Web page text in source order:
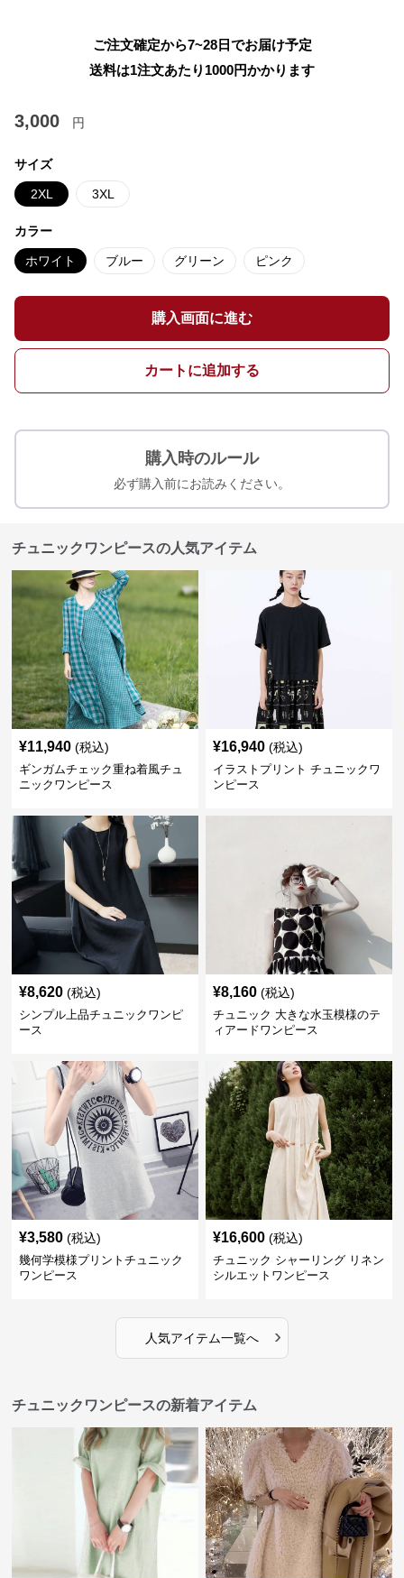
ご注文確定から7~28日でお届け予定
送料は1注文あたり 1000円かかります
3,000 円
サイズ
2XL 3XL
カラー
ホワイト ブルー グリーン ピンク
購入画面に進む
カートに追加する
購入時のルール
必ず購入前にお読みください。
チュニックワンピースの人気アイテム
¥11,940 (税込)
ギンガムチェック重ね着風チュ
ニックワンピース
¥16,940 (税込)
イラストプリント チュニックワ
ンピース
¥8,620 (税込)
シンプル上品チュニックワンピ
ース
¥8,160 (税込)
チュニック 大きな水玉模様のテ
ィアードワンピース
¥3,580 (税込)
幾何学模様プリントチュニック
ワンピース
¥16,600 (税込)
チュニック シャーリング リネン
シルエットワンピース
人気アイテム一覧へ ›
チュニックワンピースの新着アイテム